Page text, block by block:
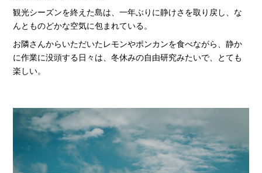
観光シーズンを終えた島は、一年ぶりに静けさを取り戻し、な
んとものどかな空気に包まれている。
お隣さんからいただいたレモンやポンカンを食べながら、静か
に作業に没頭する日々は、冬休みの自由研究みたいで、とても
楽しい。